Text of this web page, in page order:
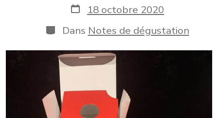
publication
Date
de
publication
18 octobre 2020
Catégories
Dans Notes de dégustation